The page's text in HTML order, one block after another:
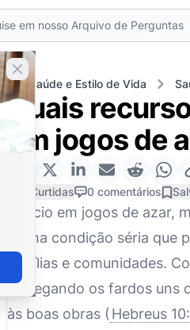
Fechar banner
Saúde e Estilo de Vida
Quais
em jogos de
0 Curtidas 0 comentários
O vício em jogos de
é uma condição séria
famílias e comunidades.
carregando os fardos uns
às boas obras ( Hebreus